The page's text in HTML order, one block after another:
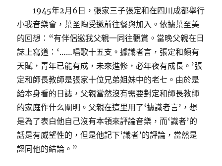
1945年2月6日，張家三子張定和在四川成都舉行
小我音樂會，葉圣陶受邀前往餐與加入。依據葉至美
的回想：“有伴侶邀我父親一同往觀賞。當晚父親在日
誌上寫道：‘……唱歌十五支。據識者言，張定和頗有
天賦，青年已能有成，未來進修，必年夜有成長。’張
定和師長教師是張家十位兄弟姐妹中的老七。由於是
給本身看的日誌，父親當然沒有需要對定和師長教師
的家庭作什么闡明。父親在這里用了‘據識者言’，想
是為了表白他自己沒有本領來評論音樂，而‘識者’的
話是有威望性的，但是他記下‘識者’的評論，當然是
認同他的結論。”